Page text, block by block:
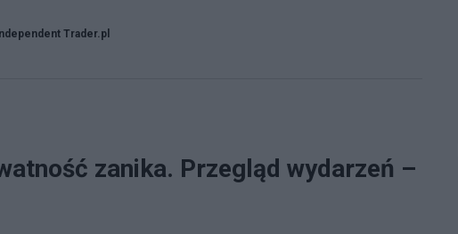
Independent Trader.pl
zanika. Przegląd wydarzeń –